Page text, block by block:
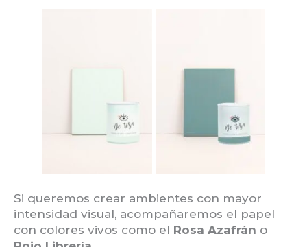
Si queremos crear ambientes con mayor
intensidad visual, acompañaremos el papel
con colores vivos como el Rosa Azafrán o